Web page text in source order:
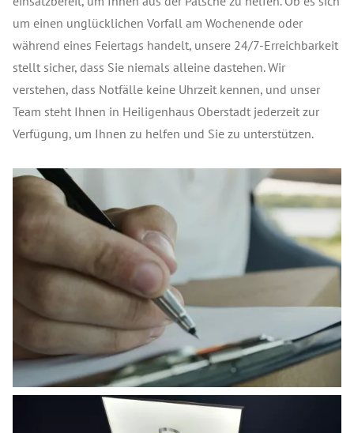
um einen unglücklichen Vorfall am Wochenende oder
während eines Feiertags handelt, unsere 24/7-Erreichbarkeit
stellt sicher, dass Sie niemals alleine dastehen. Wir
verstehen, dass Notfälle keine Uhrzeit kennen, und unser
Team steht Ihnen in Heiligenhaus Oberstadt jederzeit zur
Verfügung, um Ihnen zu helfen und Sie zu unterstützen.